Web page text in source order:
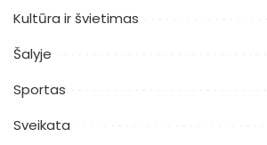
Kultūra ir švietimas
Šalyje
Sportas
Sveikata